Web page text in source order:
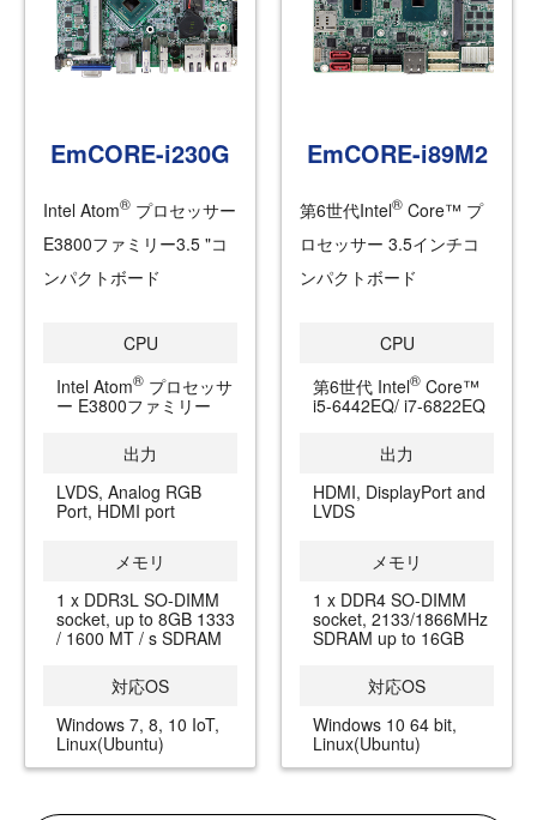
EmCORE-i230G
Intel Atom® プロセッサー
E3800ファミリー3.5 "コ
ンパクトボード
CPU
Intel Atom® プロセッサ
ー E3800ファミリー
出力
LVDS, Analog RGB
Port, HDMI port
メモリ
1 x DDR3L SO-DIMM
socket, up to 8GB 1333
/ 1600 MT / s SDRAM
対応OS
Windows 7, 8, 10 IoT,
Linux(Ubuntu)
EmCORE-i89M2
第6世代Intel® Core™ プ
ロセッサー 3.5インチコ
ンパクトボード
CPU
第6世代 Intel® Core™
i5-6442EQ/ i7-6822EQ
出力
HDMI, DisplayPort and
LVDS
メモリ
1 x DDR4 SO-DIMM
socket, 2133/1866MHz
SDRAM up to 16GB
対応OS
Windows 10 64 bit,
Linux(Ubuntu)